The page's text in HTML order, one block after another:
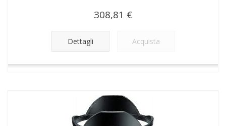
308,81 €
Dettagli Acquista